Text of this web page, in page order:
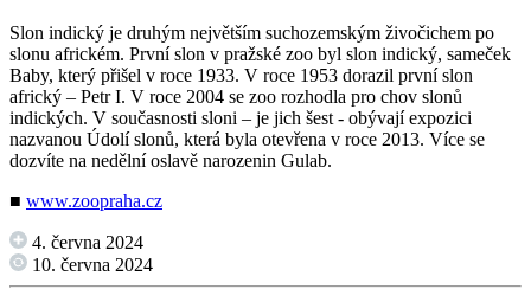
Slon indický je druhým největším suchozemským živočichem po
slonu africkém. První slon v pražské zoo byl slon indický, sameček
Baby, který přišel v roce 1933. V roce 1953 dorazil první slon
africký – Petr I. V roce 2004 se zoo rozhodla pro chov slonů
indických. V současnosti sloni – je jich šest - obývají expozici
nazvanou Údolí slonů, která byla otevřena v roce 2013. Více se
dozvíte na nedělní oslavě narozenin Gulab.
■ www.zoopraha.cz
4. června 2024
10. června 2024